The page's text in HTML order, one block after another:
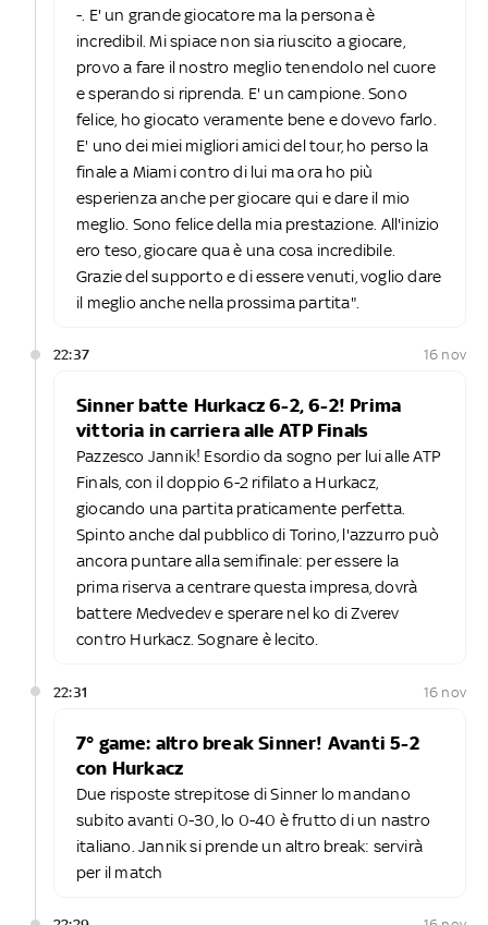
-. E' un grande giocatore ma la persona è
incredibil. Mi spiace non sia riuscito a giocare,
provo a fare il nostro meglio tenendolo nel cuore
e sperando si riprenda. E' un campione. Sono
felice, ho giocato veramente bene e dovevo farlo.
E' uno dei miei migliori amici del tour, ho perso la
finale a Miami contro di lui ma ora ho più
esperienza anche per giocare qui e dare il mio
meglio. Sono felice della mia prestazione. All'inizio
ero teso, giocare qua è una cosa incredibile.
Grazie del supporto e di essere venuti, voglio dare
il meglio anche nella prossima partita".
22:37 16 nov
Sinner batte Hurkacz 6-2, 6-2! Prima
vittoria in carriera alle ATP Finals
Pazzesco Jannik! Esordio da sogno per lui alle ATP
Finals, con il doppio 6-2 rifilato a Hurkacz,
giocando una partita praticamente perfetta.
Spinto anche dal pubblico di Torino, l'azzurro può
ancora puntare alla semifinale: per essere la
prima riserva a centrare questa impresa, dovrà
battere Medvedev e sperare nel ko di Zverev
contro Hurkacz. Sognare è lecito.
22:31 16 nov
7° game: altro break Sinner! Avanti 5-2
con Hurkacz
Due risposte strepitose di Sinner lo mandano
subito avanti 0-30, lo 0-40 è frutto di un nastro
italiano. Jannik si prende un altro break: servirà
per il match